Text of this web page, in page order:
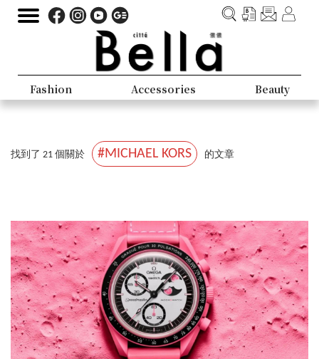
Fashion Accessories Beauty
找到了 21 個關於 #MICHAEL KORS 的文章